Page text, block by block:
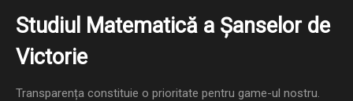
Studiul Matematică a Șanselor de
Victorie
Transparența constituie o prioritate pentru game-ul nostru.